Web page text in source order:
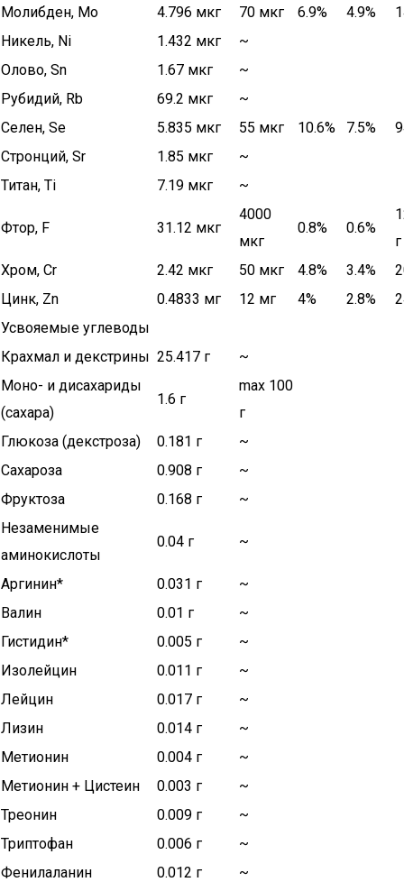
Молибден, Mo 4.796 мкг 70 мкг 6.9% 4.9%
Никель, Ni
1.432 мкг
~
Олово, Sn
1.67 мкг
~
Рубидий, Rb
69.2 мкг
~
Селен, Se
5.835 мкг 55 мкг 10.6% 7.5%
Стронций, Sr
1.85 мкг
~
Титан, Ti
7.19 мкг ~
Фтор, F 31.12 мкг
4000
мкг
0.8% 0.6%
г
Хром, Cr
2.42 мкг 50 мкг 4.8% 3.4%
Цинк, Zn
0.4833 мг 12 мг 4% 2.8%
Усвояемые углеводы
Крахмал и декстрины 25.417 г
~
Моно- и дисахариды
(сахара)
1.6 г
max 100
г
Глюкоза (декстроза)
0.181 г
~
Сахароза
0.908 г
~
Фруктоза
0.168 г
~
Незаменимые
аминокислоты
0.04 г ~
Аргинин* 0.031 г
~
Валин
0.01 г
~
Гистидин*
0.005 г
~
Изолейцин
0.011 г
~
Лейцин
0.017 г
~
Лизин
0.014 г
~
Метионин
0.004 г
~
Метионин + Цистеин
0.003 г
~
Треонин
0.009 г
~
Триптофан
0.006 г
~
Фенилаланин
0.012 г
~